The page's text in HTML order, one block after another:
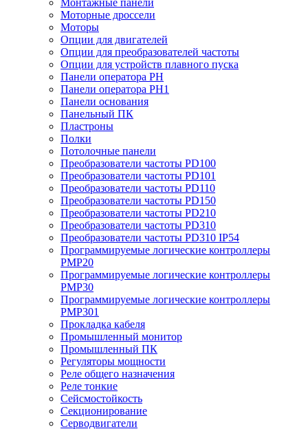
Монтажные панели
Моторные дроссели
Моторы
Опции для двигателей
Опции для преобразователей частоты
Опции для устройств плавного пуска
Панели оператора PH
Панели оператора PH1
Панели основания
Панельный ПК
Пластроны
Полки
Потолочные панели
Преобразователи частоты PD100
Преобразователи частоты PD101
Преобразователи частоты PD110
Преобразователи частоты PD150
Преобразователи частоты PD210
Преобразователи частоты PD310
Преобразователи частоты PD310 IP54
Программируемые логические контроллеры
PMP20
Программируемые логические контроллеры
PMP30
Программируемые логические контроллеры
PMP301
Прокладка кабеля
Промышленный монитор
Промышленный ПК
Регуляторы мощности
Реле общего назначения
Реле тонкие
Сейсмостойкость
Секционирование
Серводвигатели